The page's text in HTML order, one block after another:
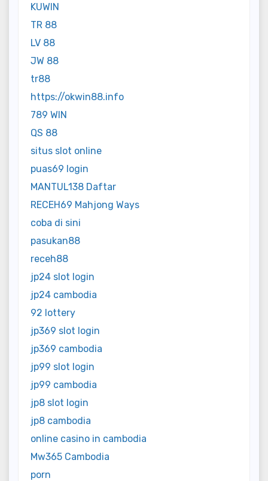
KUWIN
TR 88
LV 88
JW 88
tr88
https://okwin88.info
789 WIN
QS 88
situs slot online
puas69 login
MANTUL138 Daftar
RECEH69 Mahjong Ways
coba di sini
pasukan88
receh88
jp24 slot login
jp24 cambodia
92 lottery
jp369 slot login
jp369 cambodia
jp99 slot login
jp99 cambodia
jp8 slot login
jp8 cambodia
online casino in cambodia
Mw365 Cambodia
porn